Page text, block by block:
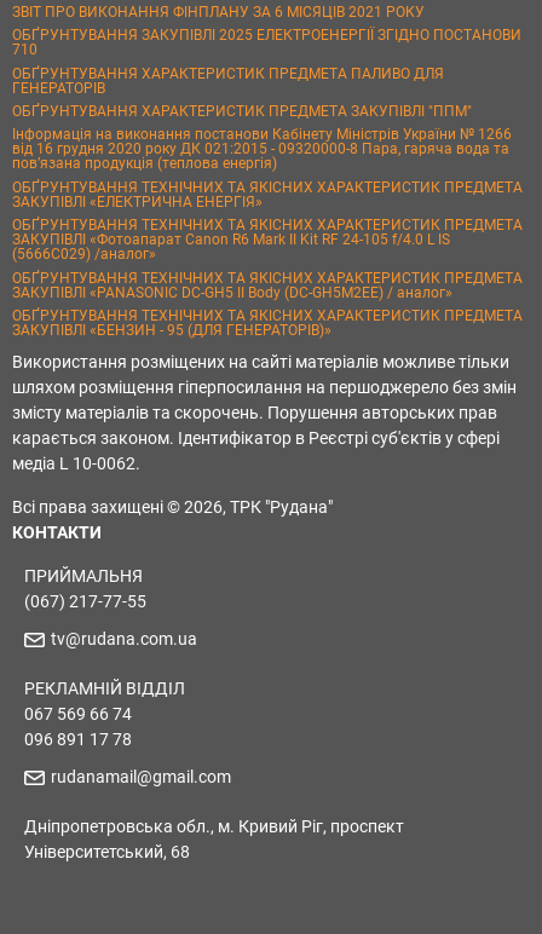
ЗВІТ ПРО ВИКОНАННЯ ФІНПЛАНУ ЗА 6 МІСЯЦІВ 2021 РОКУ
ОБҐРУНТУВАННЯ ЗАКУПІВЛІ 2025 ЕЛЕКТРОЕНЕРГІЇ ЗГІДНО ПОСТАНОВИ
710
ОБҐРУНТУВАННЯ ХАРАКТЕРИСТИК ПРЕДМЕТА ПАЛИВО ДЛЯ
ГЕНЕРАТОРІВ
ОБҐРУНТУВАННЯ ХАРАКТЕРИСТИК ПРЕДМЕТА ЗАКУПІВЛІ "ППМ"
Інформація на виконання постанови Кабінету Міністрів України № 1266
від 16 грудня 2020 року ДК 021:2015 - 09320000-8 Пара, гаряча вода та
пов’язана продукція (теплова енергія)
ОБҐРУНТУВАННЯ ТЕХНІЧНИХ ТА ЯКІСНИХ ХАРАКТЕРИСТИК ПРЕДМЕТА
ЗАКУПІВЛІ «ЕЛЕКТРИЧНА ЕНЕРГІЯ»
ОБҐРУНТУВАННЯ ТЕХНІЧНИХ ТА ЯКІСНИХ ХАРАКТЕРИСТИК ПРЕДМЕТА
ЗАКУПІВЛІ «Фотоапарат Canon R6 Mark II Kit RF 24-105 f/4.0 L IS
(5666C029) /аналог»
ОБҐРУНТУВАННЯ ТЕХНІЧНИХ ТА ЯКІСНИХ ХАРАКТЕРИСТИК ПРЕДМЕТА
ЗАКУПІВЛІ «PANASONIC DC-GH5 II Body (DC-GH5M2EE) / аналог»
ОБҐРУНТУВАННЯ ТЕХНІЧНИХ ТА ЯКІСНИХ ХАРАКТЕРИСТИК ПРЕДМЕТА
ЗАКУПІВЛІ «БЕНЗИН - 95 (ДЛЯ ГЕНЕРАТОРІВ)»
Використання розміщених на сайті матеріалів можливе тільки
шляхом розміщення гіперпосилання на першоджерело без змін
змісту матеріалів та скорочень. Порушення авторських прав
карається законом. Ідентифікатор в Реєстрі суб'єктів у сфері
медіа L 10-0062.
Всі права захищені © 2026, ТРК "Рудана"
КОНТАКТИ
ПРИЙМАЛЬНЯ
(067) 217-77-55
tv@rudana.com.ua
РЕКЛАМНІЙ ВІДДІЛ
067 569 66 74
096 891 17 78
rudanamail@gmail.com
Дніпропетровська обл., м. Кривий Ріг, проспект
Університетський, 68